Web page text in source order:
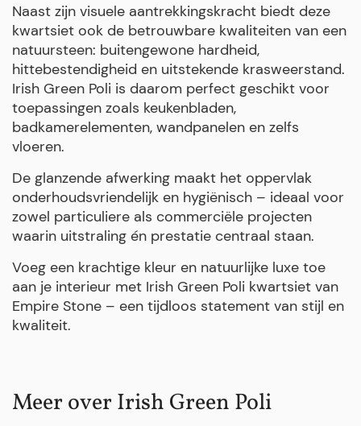
Naast zijn visuele aantrekkingskracht biedt deze
kwartsiet ook de betrouwbare kwaliteiten van een
natuursteen: buitengewone hardheid,
hittebestendigheid en uitstekende krasweerstand.
Irish Green Poli is daarom perfect geschikt voor
toepassingen zoals keukenbladen,
badkamerelementen, wandpanelen en zelfs
vloeren.
De glanzende afwerking maakt het oppervlak
onderhoudsvriendelijk en hygiënisch – ideaal voor
zowel particuliere als commerciële projecten
waarin uitstraling én prestatie centraal staan.
Voeg een krachtige kleur en natuurlijke luxe toe
aan je interieur met Irish Green Poli kwartsiet van
Empire Stone – een tijdloos statement van stijl en
kwaliteit.
Meer over Irish Green Poli